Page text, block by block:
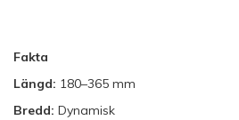
Fakta
Längd: 180–365 mm
Bredd: Dynamisk